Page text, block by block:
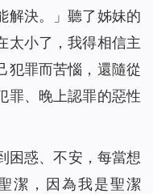
解決。」聽了姊妹的
太小了，我得相信主
犯罪而苦惱，還隨從
罪、晚上認罪的惡性
困惑、不安，每當想
潔，因為我是聖潔